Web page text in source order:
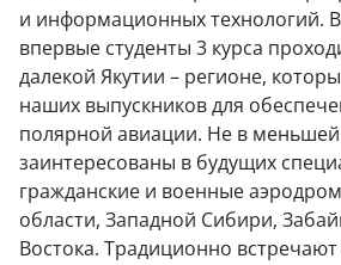
и информационных технологий.
впервые студенты 3 курса
далекой Якутии – регионе,
наших выпускников для
полярной авиации. Не в меньшей
заинтересованы в будущих
гражданские и военные
области, Западной Сибири,
Востока. Традиционно